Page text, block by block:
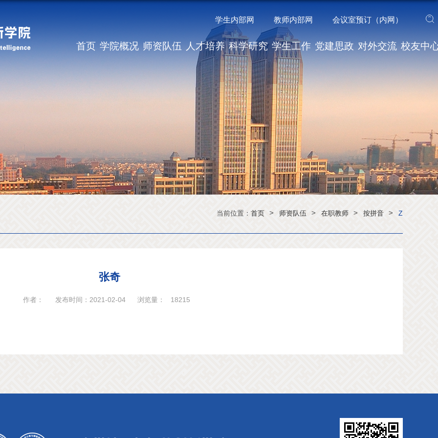
学生内部网 教师内部网 会议室预订（内网）
首页 学院概况 师资队伍 人才培养 科学研究 学生工作 党建思政 对外交流 校友中
当前位置： 首页 > 师资队伍 > 在职教师 > 按拼音 > Z
张奇
作者： 发布时间：2021-02-04 浏览量： 18215